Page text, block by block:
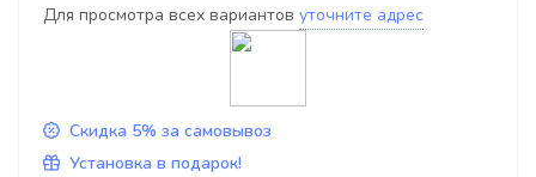
Для просмотра всех вариантов уточните адрес
Скидка 5% за самовывоз
Установка в подарок!